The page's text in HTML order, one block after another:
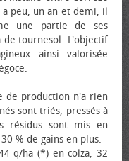
peu, un an et demi, il
une partie de ses
de tournesol. L'objectif
ainsi valorisée
de production n'a rien
sont triés, pressés à
résidus sont mis en
% de gains en plus.
q/ha (*) en colza, 32